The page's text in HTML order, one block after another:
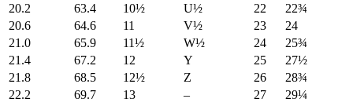
20.2
63.4 10½ U½ 22
22¾
20.6
64.6 11 V½ 23
24
21.0
65.9 11½ W½ 24
25¾
21.4
67.2 12 Y 25
27½
21.8
68.5 12½ Z 26
28¾
22.2
69.7 13 – 27
29¼